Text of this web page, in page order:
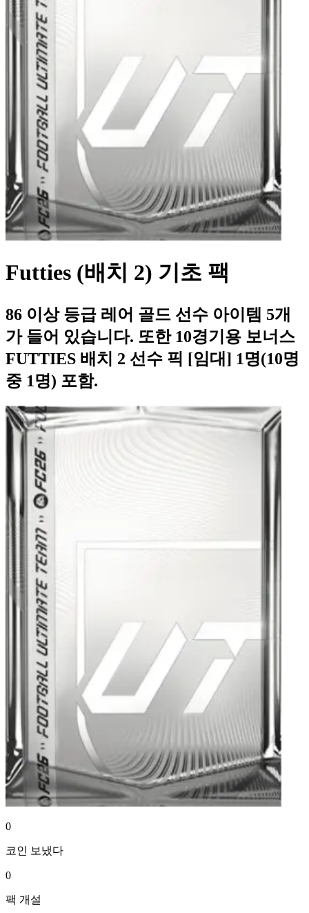
Futties (배치 2) 기초 팩
86 이상 등급 레어 골드 선수 아이템 5개
가 들어 있습니다. 또한 10경기용 보너스
FUTTIES 배치 2 선수 픽 [임대] 1명(10명
중 1명) 포함.
0
코인 보냈다
0
팩 개설